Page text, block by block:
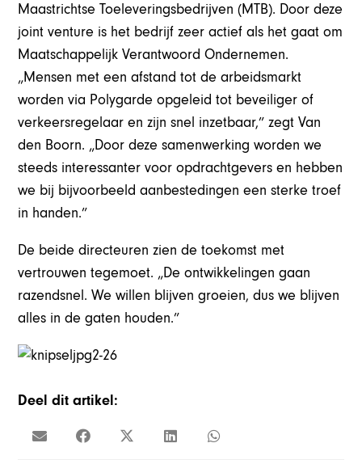
Maastrichtse Toeleveringsbedrijven (MTB). Door deze
joint venture is het bedrijf zeer actief als het gaat om
Maatschappelijk Verantwoord Ondernemen.
„Mensen met een afstand tot de arbeidsmarkt
worden via Polygarde opgeleid tot beveiliger of
verkeersregelaar en zijn snel inzetbaar,” zegt Van
den Boorn. „Door deze samenwerking worden we
steeds interessanter voor opdrachtgevers en hebben
we bij bijvoorbeeld aanbestedingen een sterke troef
in handen.”
De beide directeuren zien de toekomst met
vertrouwen tegemoet. „De ontwikkelingen gaan
razendsnel. We willen blijven groeien, dus we blijven
alles in de gaten houden.”
Deel dit artikel: